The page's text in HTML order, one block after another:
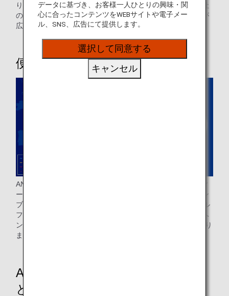
り、より快適な旅のひとときをお過ごしいただけます。両社
の提携により、日本とヨーロッパを結ぶフライトの選択肢が
広がり、より快適な空の旅をお楽しみいただけます。
便利なネットワーク
ANAは東京羽田空港からフランクフルト・ミュンヘン・ウィ
ーン・ロンドン・パリ・ストックホルム・ミラノ・イスタン
ブール、成田空港からはブリュッセルの8か国・9都市へ、ル
フトハンザ航空は東京と大阪からフランクフルト、ミュンヘ
ン、チューリッヒ、ウィーンの3か国・ 4都市へ就航しており
ます。
ANAとルフトハンザ航空のシート
とラウンジ
データに基づき、お客様一人ひとりの興味・関
心に合ったコンテンツをWEBサイトや電子メー
ル、SNS、広告にて提供します。
選択して同意する
キャンセル